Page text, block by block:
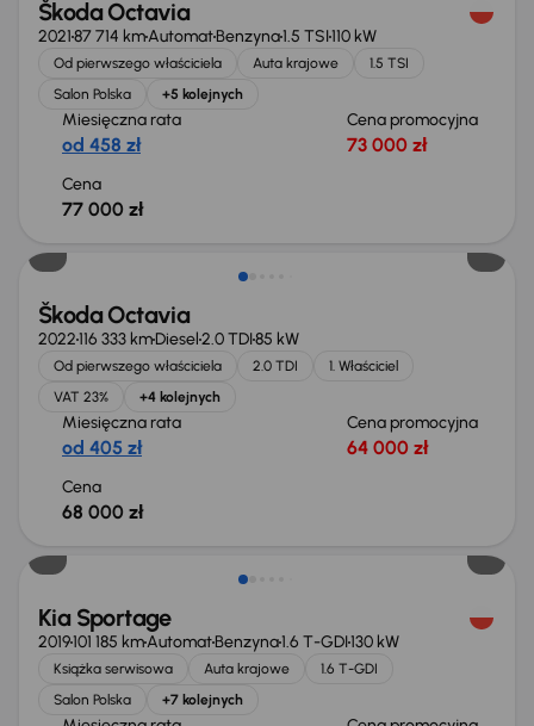
Škoda Octavia
202187 714 kmAutomatBenzyna1.5 TSI110 kW
Od pierwszego właściciela Auta krajowe
1.5 TSI
Salon Polska
+5 kolejnych
Miesięczna rata
od 458 zł
Cena promocyjna
73 000 zł
Cena
77 000 zł
Škoda Octavia
2022116 333 kmDiesel2.0 TDI85 kW
Od pierwszego właściciela 2.0 TDI
1. Właściciel
VAT 23%
+4 kolejnych
Miesięczna rata
od 405 zł
Cena promocyjna
64 000 zł
Cena
68 000 zł
Taniej o 1 000 zł
Kia Sportage
2019101 185 kmAutomatBenzyna1.6 T-GDI130 kW
Książka serwisowa Auta krajowe
1.6 T-GDI
Salon Polska
+7 kolejnych